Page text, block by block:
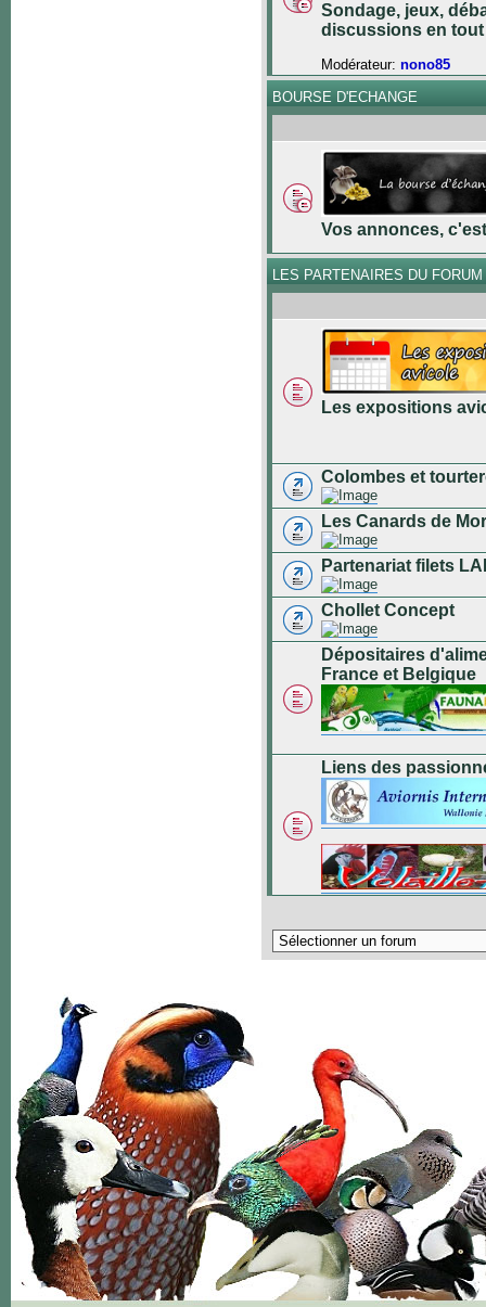
Sondage, jeux,
discussions en
Modérateur: nono85
BOURSE D'ECHANGE
Vos annonces,
LES PARTENAIRES DU FORUM
Les expositions
Colombes et
Les Canards de
Partenariat filets
Chollet Concept
Dépositaires
France et Belgique
Liens des